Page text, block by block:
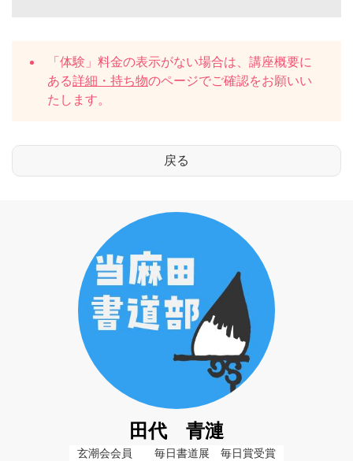
「体験」料金の表示がない場合は、講座概要に
ある詳細・持ち物のページでご確認をお願いい
たします。
田代 青漣
玄潮会会員　　毎日書道展　毎日賞受賞